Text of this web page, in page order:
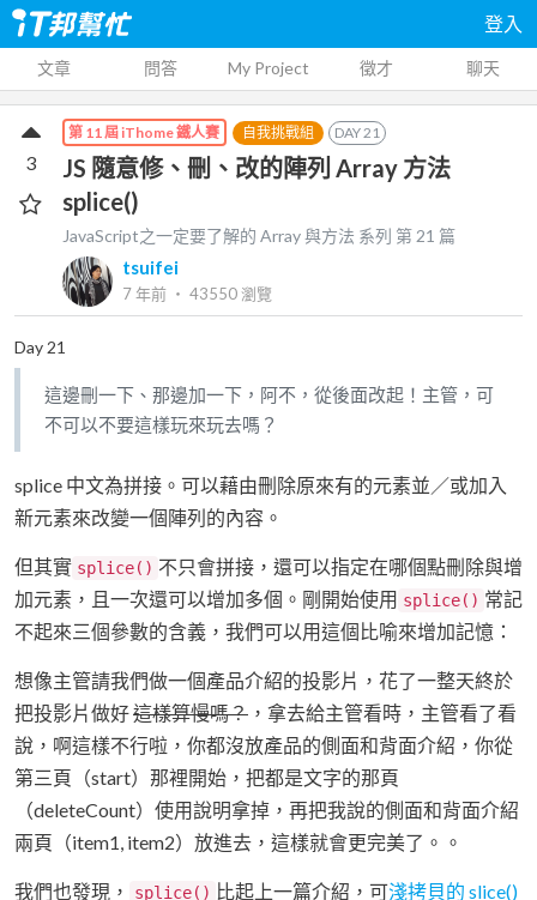
登入
文章 問答 My Project 徵才 聊天
第 11 屆 iThome 鐵人賽 自我挑戰組 DAY21
JS 隨意修、刪、改的陣列 Array 方法
splice()
JavaScript之一定要了解的 Array 與方法 系列 第21 篇
tsuifei
7 年前 ‧ 43550瀏覽
3
Day 21
這邊刪一下、那邊加一下，阿不，從後面改起！主管，可
不可以不要這樣玩來玩去嗎？
splice 中文為拼接。可以藉由刪除原來有的元素並／或加入
新元素來改變一個陣列的內容。
但其實 splice() 不只會拼接，還可以指定在哪個點刪除與增
加元素，且一次還可以增加多個。剛開始使用 splice() 常記
不起來三個參數的含義，我們可以用這個比喻來增加記憶：
想像主管請我們做一個產品介紹的投影片，花了一整天終於
把投影片做好這樣算慢嗎？ ，拿去給主管看時，主管看了看
說，啊這樣不行啦，你都沒放產品的側面和背面介紹，你從
第三頁（start）那裡開始，把都是文字的那頁
（deleteCount）使用說明拿掉，再把我說的側面和背面介紹
兩頁（item1, item2）放進去，這樣就會更完美了。。
我們也發現， splice() 比起上一篇介紹，可淺拷貝的 slice()